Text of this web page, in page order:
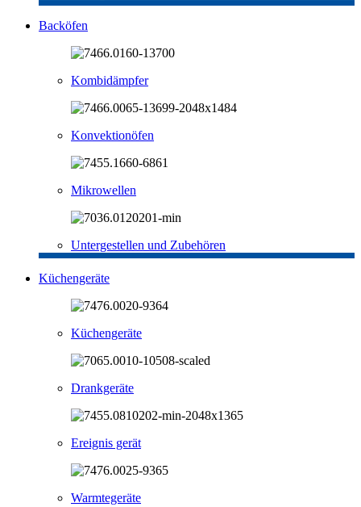
Backöfen
Kombidämpfer
Konvektionöfen
Mikrowellen
Untergestellen und Zubehören
Küchengeräte
Küchengeräte
Drankgeräte
Ereignis gerät
Warmtegeräte